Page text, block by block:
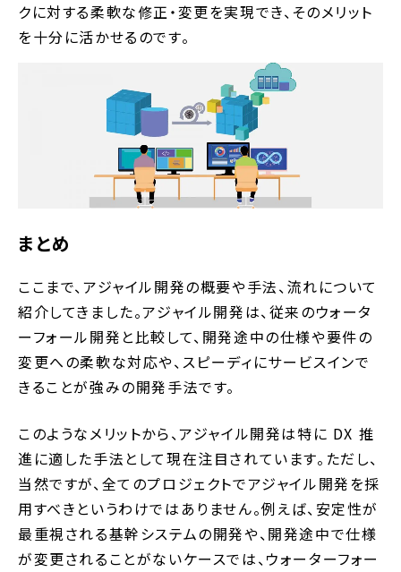
クに対する柔軟な修正・変更を実現でき、そのメリット
を十分に活かせるのです。
まとめ
ここまで、アジャイル開発の概要や手法、流れについて
紹介してきました。アジャイル開発は、従来のウォータ
ーフォール開発と比較して、開発途中の仕様や要件の
変更への柔軟な対応や、スピーディにサービスインで
きることが強みの開発手法です。
このようなメリットから、アジャイル開発は特に DX 推
進に適した手法として現在注目されています。ただし、
当然ですが、全てのプロジェクトでアジャイル開発を採
用すべきというわけではありません。例えば、安定性が
最重視される基幹システムの開発や、開発途中で仕様
が変更されることがないケースでは、ウォーターフォー